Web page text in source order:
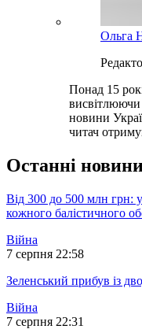
Ольга
Понад 15
висвітлюючи
новини
читач
Останні
Від 300 до 500 млн грн:
кожного балістичного
Війна
7 серпня 22:58
Зеленський прибув із
Війна
7 серпня 22:31